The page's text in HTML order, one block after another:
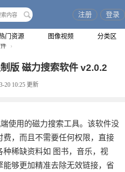
门资源 图像视频 分类区
注册 登录
›
版 磁力搜索软件 v2.0.2
20 10:25 更新
使用的磁力搜索工具。该软件没
，而且不需要任何权限，直接
稀缺资料如 图书，音乐，视
够更加精准去除无效链接，省